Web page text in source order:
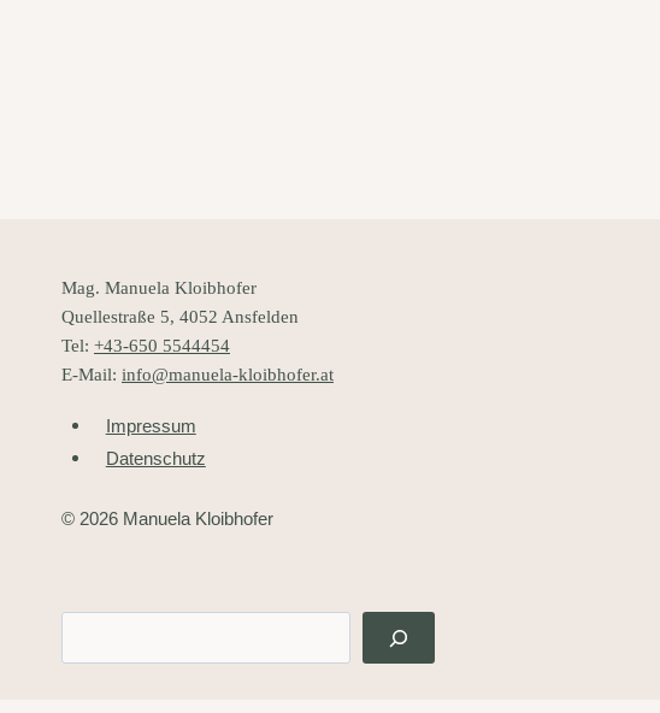
Mag. Manuela Kloibhofer
Quellestraße 5, 4052 Ansfelden
Tel: +43-650 5544454
E-Mail: info@manuela-kloibhofer.at
Impressum
Datenschutz
© 2026 Manuela Kloibhofer